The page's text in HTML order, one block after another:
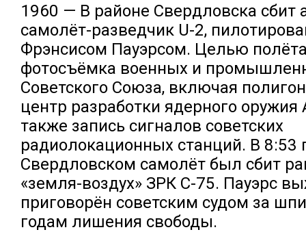
1960 — В районе Свердловска сбит
самолёт-разведчик U-2,
Фрэнсисом Пауэрсом. Целью
фотосъёмка военных и
Советского Союза, включая
центр разработки ядерного оружия
также запись сигналов советских
радиолокационных станций. В 8:53
Свердловском самолёт был сбит
«земля-воздух» ЗРК С-75. Пауэрс
приговорён советским судом за
годам лишения свободы.